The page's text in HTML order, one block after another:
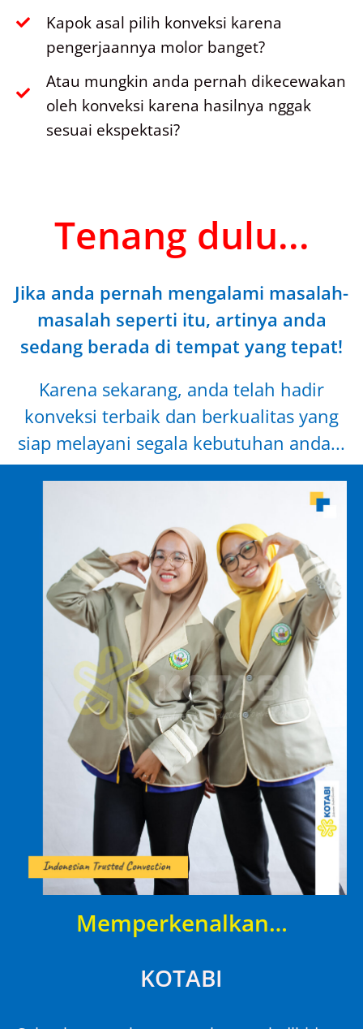
Kapok asal pilih konveksi karena
pengerjaannya molor banget?
Atau mungkin anda pernah dikecewakan
oleh konveksi karena hasilnya nggak
sesuai ekspektasi?
Tenang dulu...
Jika anda pernah mengalami masalah-
masalah seperti itu, artinya anda
sedang berada di tempat yang tepat!
Karena sekarang, anda telah hadir
konveksi terbaik dan berkualitas yang
siap melayani segala kebutuhan anda...
Memperkenalkan…
KOTABI